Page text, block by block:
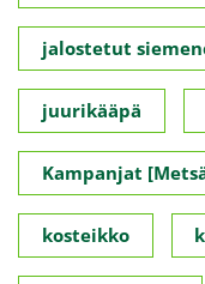
jalostetut
juurikääpä
Kampanjat
kosteikko